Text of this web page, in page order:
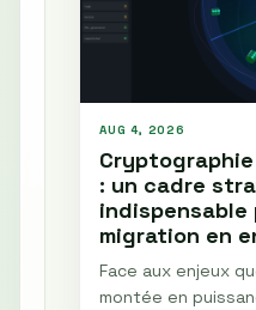
AUG 4, 2026
: un cadre
indispensable
migration en
Face aux enjeux
montée en